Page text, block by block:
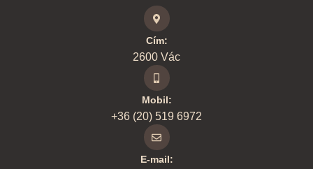
Cím:
2600 Vác
Mobil:
+36 (20) 519 6972
E-mail: